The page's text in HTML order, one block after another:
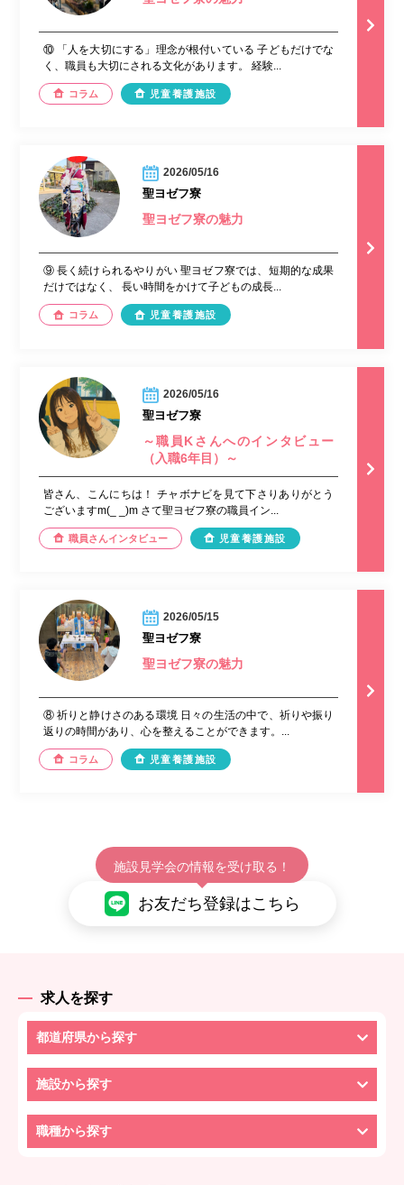
⑩ 「人を大切にする」理念が根付いている 子どもだけでな
く、職員も大切にされる文化があります。 経験...
コラム 児童養護施設
2026/05/16
聖ヨゼフ寮
聖ヨゼフ寮の魅力
⑨ 長く続けられるやりがい 聖ヨゼフ寮では、短期的な成果
だけではなく、 長い時間をかけて子どもの成長...
コラム 児童養護施設
2026/05/16
聖ヨゼフ寮
～職員Kさんへのインタビュー
（入職6年目）～
皆さん、こんにちは！ チャボナビを見て下さりありがとう
ございますm(_ _)m さて聖ヨゼフ寮の職員イン...
職員さんインタビュー 児童養護施設
2026/05/15
聖ヨゼフ寮
聖ヨゼフ寮の魅力
⑧ 祈りと静けさのある環境 日々の生活の中で、祈りや振り
返りの時間があり、心を整えることができます。...
コラム 児童養護施設
施設見学会の情報を受け取る！
お友だち登録はこちら
求人を探す
都道府県から探す
施設から探す
職種から探す